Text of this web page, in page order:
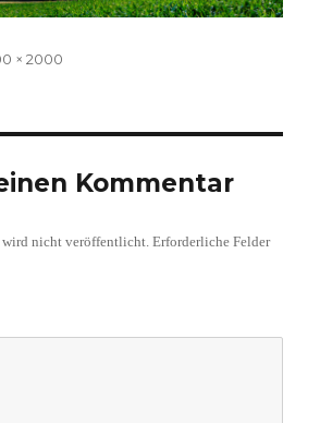
× 2000
Kommentar
wird nicht veröffentlicht. Erforderliche Felder